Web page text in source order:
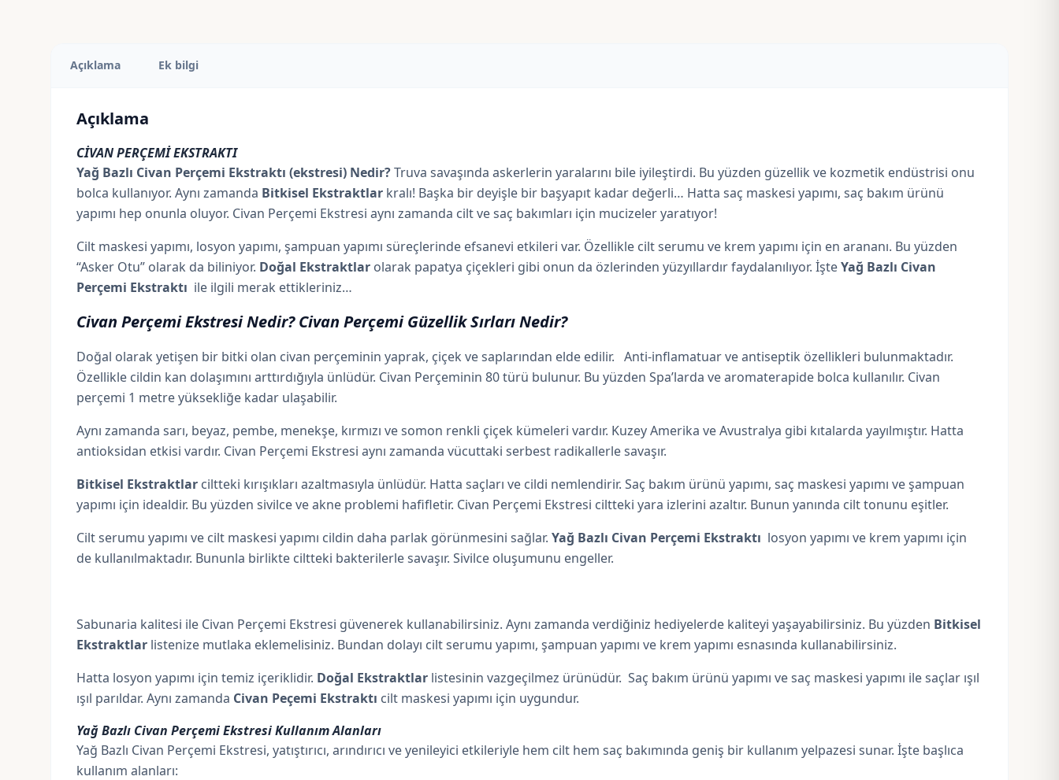
Açıklama Ek bilgi
Açıklama
CİVAN PERÇEMİ EKSTRAKTI
Yağ Bazlı Civan Perçemi Ekstraktı (ekstresi) Nedir?Truva savaşında askerlerin yaralarını bile iyileştirdi. Bu yüzden güzellik ve kozmetik endüstrisi onu
bolca kullanıyor. Aynı zamanda Bitkisel Ekstraktlar kralı! Başka bir deyişle bir başyapıt kadar değerli… Hatta saç maskesi yapımı, saç bakım ürünü
yapımı hep onunla oluyor. Civan Perçemi Ekstresi aynı zamanda cilt ve saç bakımları için mucizeler yaratıyor!
Cilt maskesi yapımı, losyon yapımı, şampuan yapımı süreçlerinde efsanevi etkileri var. Özellikle cilt serumu ve krem yapımı için en arananı. Bu yüzden
“Asker Otu” olarak da biliniyor. Doğal Ekstraktlar olarak papatya çiçekleri gibi onun da özlerinden yüzyıllardır faydalanılıyor. İşteYağ Bazlı Civan
Perçemi Ekstraktı ile ilgili merak ettikleriniz…
Civan Perçemi Ekstresi Nedir? Civan Perçemi Güzellik Sırları Nedir?
Doğal olarak yetişen bir bitki olan civan perçeminin yaprak, çiçek ve saplarından elde edilir. Anti-inflamatuar ve antiseptik özellikleri bulunmaktadır.
Özellikle cildin kan dolaşımını arttırdığıyla ünlüdür. Civan Perçeminin 80 türü bulunur. Bu yüzden Spa’larda ve aromaterapide bolca kullanılır. Civan
perçemi 1 metre yüksekliğe kadar ulaşabilir.
Aynı zamanda sarı, beyaz, pembe, menekşe, kırmızı ve somon renkli çiçek kümeleri vardır. Kuzey Amerika ve Avustralya gibi kıtalarda yayılmıştır. Hatta
antioksidan etkisi vardır. Civan Perçemi Ekstresi aynı zamanda vücuttaki serbest radikallerle savaşır.
Bitkisel Ekstraktlar ciltteki kırışıkları azaltmasıyla ünlüdür. Hatta saçları ve cildi nemlendirir. Saç bakım ürünü yapımı, saç maskesi yapımı ve şampuan
yapımı için idealdir. Bu yüzden sivilce ve akne problemi hafifletir. Civan Perçemi Ekstresi ciltteki yara izlerini azaltır. Bunun yanında cilt tonunu eşitler.
Cilt serumu yapımı ve cilt maskesi yapımı cildin daha parlak görünmesini sağlar. Yağ Bazlı Civan Perçemi Ekstraktı losyon yapımı ve krem yapımı için
de kullanılmaktadır. Bununla birlikte ciltteki bakterilerle savaşır. Sivilce oluşumunu engeller.
Sabunaria kalitesi ile Civan Perçemi Ekstresi güvenerek kullanabilirsiniz. Aynı zamanda verdiğiniz hediyelerde kaliteyi yaşayabilirsiniz. Bu yüzden Bitkisel
Ekstraktlar listenize mutlaka eklemelisiniz. Bundan dolayı cilt serumu yapımı, şampuan yapımı ve krem yapımı esnasında kullanabilirsiniz.
Hatta losyon yapımı için temiz içeriklidir. Doğal Ekstraktlar listesinin vazgeçilmez ürünüdür. Saç bakım ürünü yapımı ve saç maskesi yapımı ile saçlar ışıl
ışıl parıldar. Aynı zamanda Civan Peçemi Ekstraktı cilt maskesi yapımı için uygundur.
Yağ Bazlı Civan Perçemi Ekstresi Kullanım Alanları
Yağ Bazlı Civan Perçemi Ekstresi, yatıştırıcı, arındırıcı ve yenileyici etkileriyle hem cilt hem saç bakımında geniş bir kullanım yelpazesi sunar. İşte başlıca
kullanım alanları: